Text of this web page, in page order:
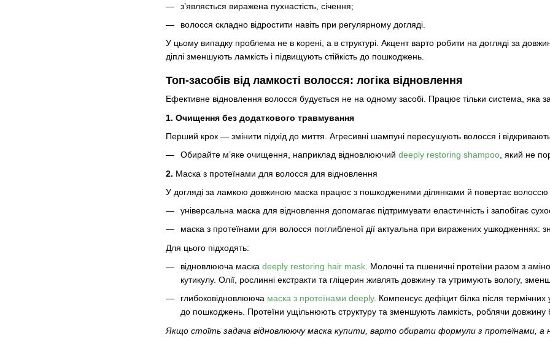
з’являється виражена пухнастість, січення;
волосся складно відростити навіть при регулярному догляді.
У цьому випадку проблема не в корені, а в структурі. Акцент варто робити на догляді за
діплі зменшують ламкість і підвищують стійкість до пошкоджень.
Топ-засобів від ламкості волосся: логіка відновлення
Ефективне відновлення волосся будується не на одному засобі. Працює тільки система, яка
1. Очищення без додаткового травмування
Перший крок — змінити підхід до миття. Агресивні шампуні пересушують волосся і
Обирайте м’яке очищення, наприклад відновлюючий deeply restoring shampoo , який не
2. Маска з протеїнами для волосся для відновлення
У догляді за ламкою довжиною маска працює з пошкодженими ділянками й повертає волоссю
універсальна маска для відновлення допомагає підтримувати еластичність і запобігає
маска з протеїнами для волосся поглибленої дії актуальна при виражених ушкодженнях:
Для цього підходять:
відновлююча маска deeply restoring hair mask . Молочні та пшеничні протеїни разом з
кутикулу. Олії, рослинні екстракти та гліцерин живлять довжину та утримують вологу,
глибоковідновлююча маска з протеїнами deeply. Компенсує дефіцит білка після термічних
до пошкоджень. Протеїни ущільнюють структуру та зменшують ламкість, роблячи довжину
Якщо стоїть задача відновлюючу маска купити, варто обирати формули з протеїнами, а